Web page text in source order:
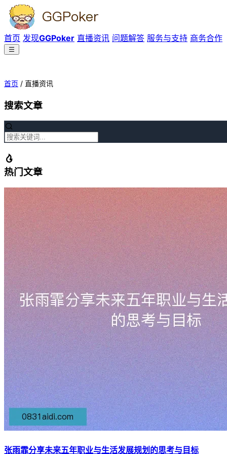
首页 发现GGPoker 直播资讯 问题解答 服务与支持 商务合作
首页 / 直播资讯
搜索文章
热门文章
张雨霏分享未来五年职业与生活发展规划的思考与目标